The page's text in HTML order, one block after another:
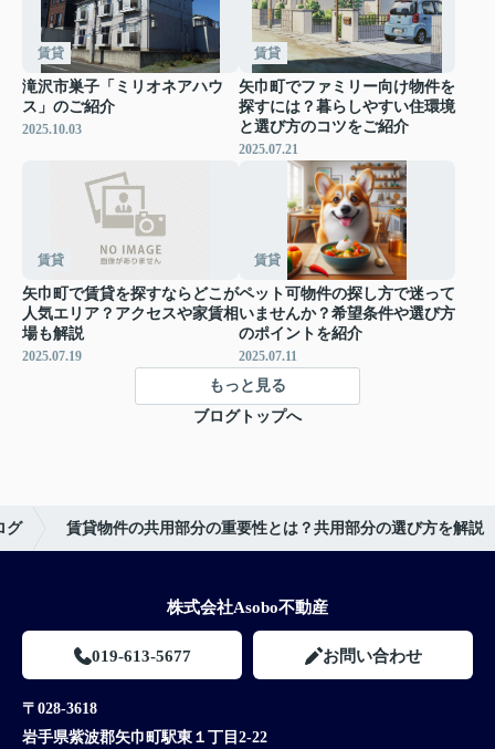
賃貸
滝沢市巣子「ミリオネアハウ
ス」のご紹介
2025.10.03
賃貸
矢巾町でファミリー向け物件を
探すには？暮らしやすい住環境
と選び方のコツをご紹介
2025.07.21
賃貸
矢巾町で賃貸を探すならどこが
人気エリア？アクセスや家賃相
場も解説
2025.07.19
賃貸
ペット可物件の探し方で迷って
いませんか？希望条件や選び方
のポイントを紹介
2025.07.11
もっと見る
ブログトップへ
グ 賃貸物件の共用部分の重要性とは？共用部分の選び方を解説
株式会社Asobo不動産
019-613-5677 お問い合わせ
〒028-3618
岩手県紫波郡矢巾町駅東１丁目2-22